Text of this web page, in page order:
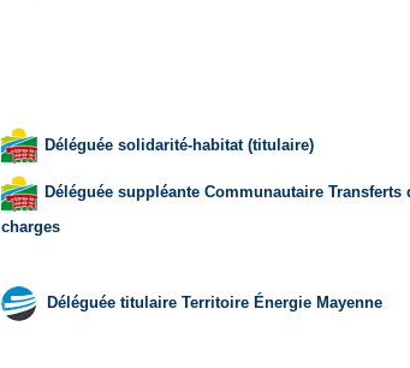
Déléguée solidarité-habitat (titulaire)
Déléguée suppléante Communautaire Transferts
charges
Déléguée titulaire Territoire Énergie Mayenne